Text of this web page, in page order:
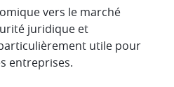
vers le marché
juridique et
utile pour
entreprises.